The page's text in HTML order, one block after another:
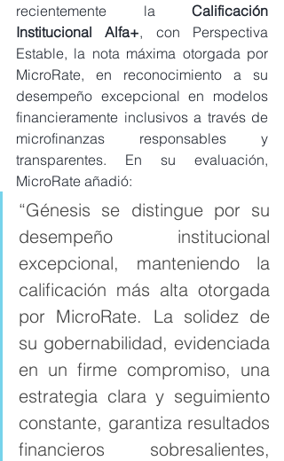
recientemente la Calificación
Institucional Alfa+, con Perspectiva
Estable, la nota máxima otorgada por
MicroRate, en reconocimiento a su
desempeño excepcional en modelos
financieramente inclusivos a través de
microfinanzas responsables y
transparentes. En su evaluación,
MicroRate añadió:
“Génesis se distingue por su
desempeño institucional
excepcional, manteniendo la
calificación más alta otorgada
por MicroRate. La solidez de
su gobernabilidad, evidenciada
en un firme compromiso, una
estrategia clara y seguimiento
constante, garantiza resultados
financieros sobresalientes,